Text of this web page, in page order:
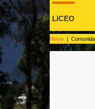
LICEO
Home |